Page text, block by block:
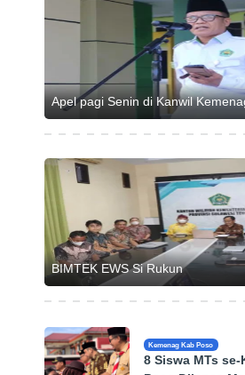
Apel pagi Senin di Kanwil
BIMTEK EWS Si Rukun
Kemenag Kab Poso
8 Siswa MTs